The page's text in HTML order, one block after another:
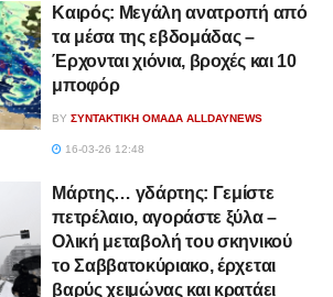
Καιρός: Μεγάλη ανατροπή από
τα μέσα της εβδομάδας –
Έρχονται χιόνια, βροχές και 10
μποφόρ
BY ΣΥΝΤΑΚΤΙΚΉ ΟΜΆΔΑ ALLDAYNEWS
16-03-26 12:48
Μάρτης… γδάρτης: Γεμίστε
πετρέλαιο, αγοράστε ξύλα –
Ολική μεταβολή του σκηνικού
το Σαββατοκύριακο, έρχεται
βαρύς χειμώνας και κρατάει